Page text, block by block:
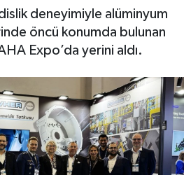
deneyimiyle alüminyum
öncü konumda bulunan
Expo’da yerini aldı.